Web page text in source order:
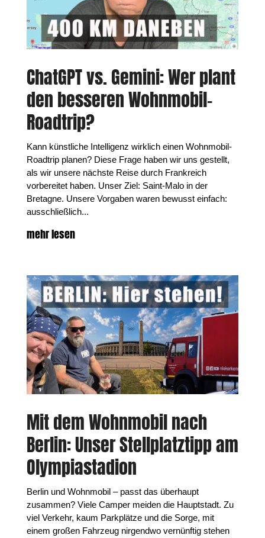
ChatGPT vs. Gemini: Wer plant
den besseren Wohnmobil-
Roadtrip?
Kann künstliche Intelligenz wirklich einen Wohnmobil-
Roadtrip planen? Diese Frage haben wir uns gestellt,
als wir unsere nächste Reise durch Frankreich
vorbereitet haben. Unser Ziel: Saint-Malo in der
Bretagne. Unsere Vorgaben waren bewusst einfach:
ausschließlich...
mehr lesen
Mit dem Wohnmobil nach
Berlin: Unser Stellplatztipp am
Olympiastadion
Berlin und Wohnmobil – passt das überhaupt
zusammen? Viele Camper meiden die Hauptstadt. Zu
viel Verkehr, kaum Parkplätze und die Sorge, mit
einem großen Fahrzeug nirgendwo vernünftig stehen